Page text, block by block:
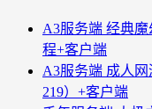
A3服务端 经典
程+客户端
A3服务端 成人
219）+客户端